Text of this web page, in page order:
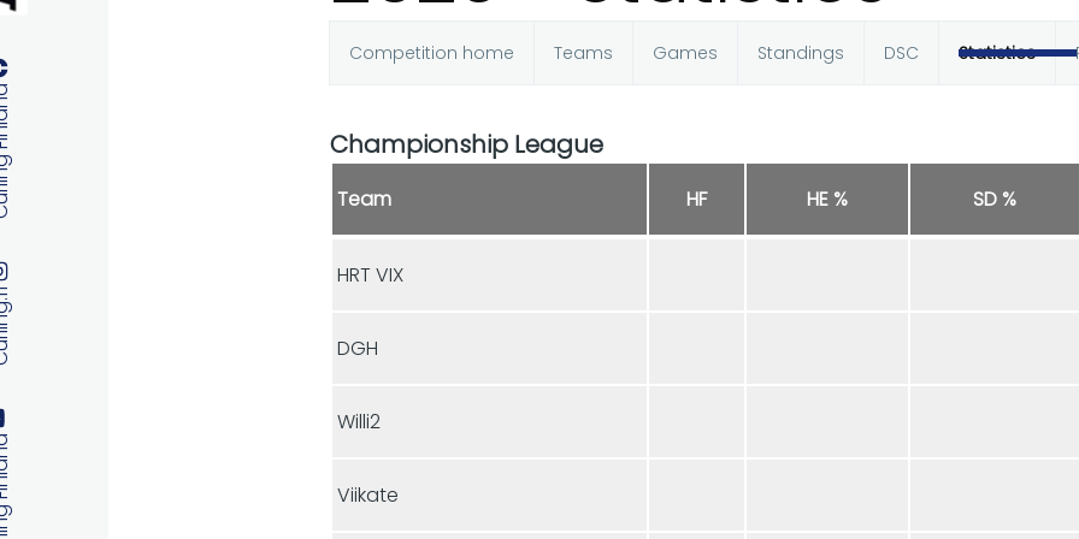
tabs
Competition home Teams Games Standings DSC Statistics
Championship League
Team HF HE % SD %
HRT VIX
DGH
Willi2
Viikate